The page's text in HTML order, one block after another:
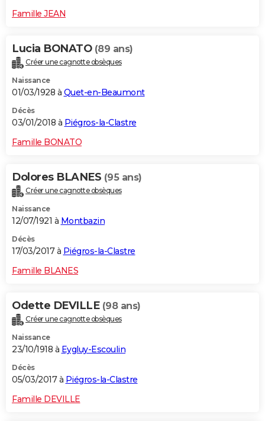
Famille JEAN
Lucia BONATO (89 ans)
Créer une cagnotte obsèques
Naissance
01/03/1928 à Quet-en-Beaumont
Décès
03/01/2018 à Piégros-la-Clastre
Famille BONATO
Dolores BLANES (95 ans)
Créer une cagnotte obsèques
Naissance
12/07/1921 à Montbazin
Décès
17/03/2017 à Piégros-la-Clastre
Famille BLANES
Odette DEVILLE (98 ans)
Créer une cagnotte obsèques
Naissance
23/10/1918 à Eygluy-Escoulin
Décès
05/03/2017 à Piégros-la-Clastre
Famille DEVILLE